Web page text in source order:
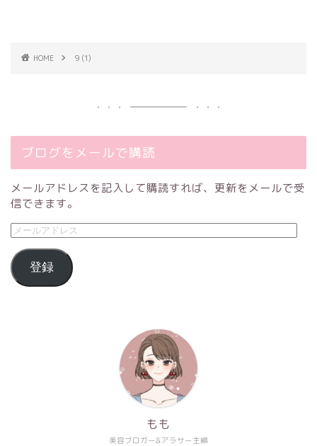
HOME 9 (1)
ブログをメールで購読
メールアドレスを記入して購読すれば、更新をメールで受
信できます。
登録
美容ブロガー&アラサー主婦
もも